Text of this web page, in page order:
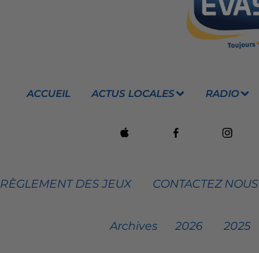
ACCUEIL ACTUS LOCALES RADIO
RÈGLEMENT DES JEUX CONTACTEZ NOUS
Archives 2026 2025